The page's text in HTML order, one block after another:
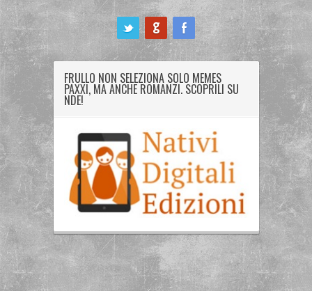
FRULLO NON SELEZIONA SOLO MEMES
PAXXI, MA ANCHE ROMANZI. SCOPRILI SU
NDE!